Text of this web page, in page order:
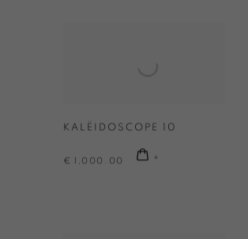
KALËIDOSCOPE 10
€ 1,000.00